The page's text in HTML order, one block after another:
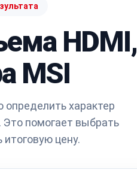
HDMI,
MSI
характер
помогает выбрать
цену.